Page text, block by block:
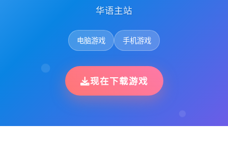
华语主站
电脑游戏 手机游戏
现在下载游戏